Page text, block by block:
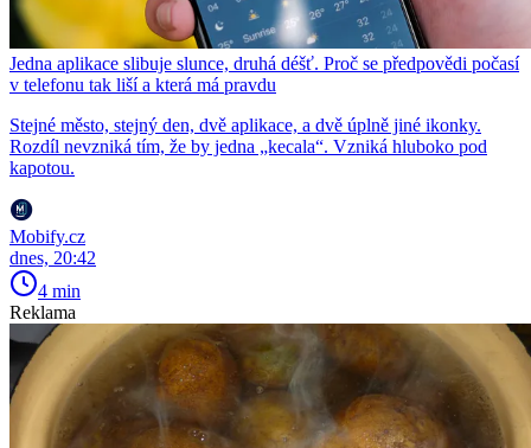
Jedna aplikace slibuje slunce, druhá déšť. Proč se předpovědi počasí
v telefonu tak liší a která má pravdu
Stejné město, stejný den, dvě aplikace, a dvě úplně jiné ikonky.
Rozdíl nevzniká tím, že by jedna „kecala“. Vzniká hluboko pod
kapotou.
Mobify.cz
dnes, 20:42
4 min
Reklama